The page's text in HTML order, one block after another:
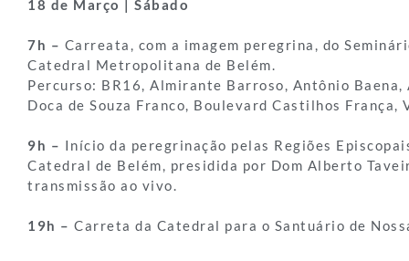
18 de Março | Sábado
7h – Carreata, com a imagem peregrina, do
Catedral Metropolitana de Belém.
Percurso: BR16, Almirante Barroso, Antônio
Doca de Souza Franco, Boulevard Castilhos França,
9h – Início da peregrinação pelas Regiões
Catedral de Belém, presidida por Dom Alberto
transmissão ao vivo.
19h – Carreta da Catedral para o Santuário de